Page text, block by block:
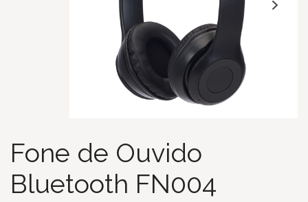
Fone de Ouvido
Bluetooth FN004